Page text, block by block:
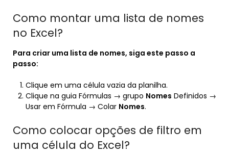
Como montar uma lista de nomes
no Excel?
Para criar uma lista de nomes, siga este passo a
passo:
Clique em uma célula vazia da planilha.
Clique na guia Fórmulas → grupo Nomes Definidos →
Usar em Fórmula → Colar Nomes.
Como colocar opções de filtro em
uma célula do Excel?